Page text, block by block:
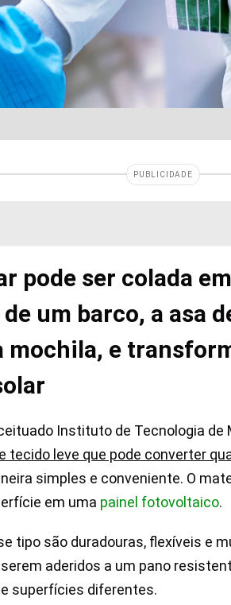
PUBLICIDADE
pode ser colada
um barco, a asa
mochila, e
Instituto de Tecnologia
tecido leve que pode converter
simples e conveniente. O
em uma painel fotovoltaico.
tipo são duradouras, flexíveis e
aderidos a um pano
superfícies diferentes.